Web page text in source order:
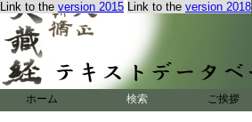
Link to the version 2015 Link to the version 2018
ホーム 検索 ご挨拶